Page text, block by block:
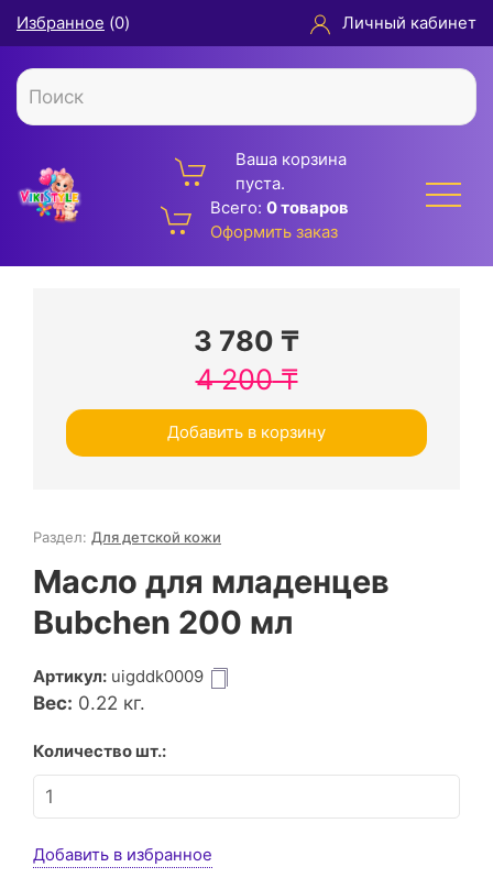
Избранное (0) Личный кабинет
Ваша корзина
пуста.
Всего: 0 товаров
Оформить заказ
3 780 ₸
4 200₸
Добавить в корзину
Раздел: Для детской кожи
Масло для младенцев
Bubchen 200 мл
Артикул: uigddk0009
Вес: 0.22 кг.
Количество шт.:
Добавить в избранное